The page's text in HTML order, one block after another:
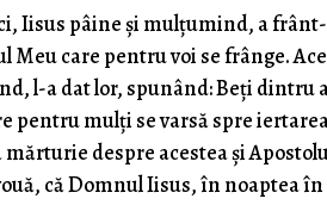
Iisus pâine şi mulţumind, a
care pentru voi se frânge.
l-a dat lor, spunând: Beţi dintru
pentru mulţi se varsă spre
despre acestea şi
că Domnul Iisus, în noaptea